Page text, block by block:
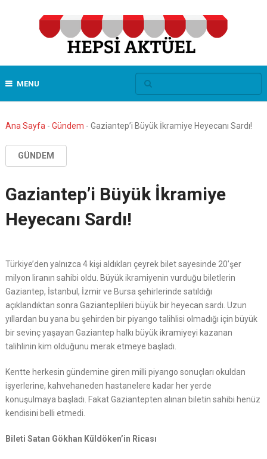
MENU
Ana Sayfa - Gündem - Gaziantep’i Büyük İkramiye Heyecanı Sardı!
GÜNDEM
Gaziantep’i Büyük İkramiye
Heyecanı Sardı!
Türkiye’den yalnızca 4 kişi aldıkları çeyrek bilet sayesinde 20’şer
milyon liranın sahibi oldu. Büyük ikramiyenin vurduğu biletlerin
Gaziantep, İstanbul, İzmir ve Bursa şehirlerinde satıldığı
açıklandıktan sonra Gazianteplileri büyük bir heyecan sardı. Uzun
yıllardan bu yana bu şehirden bir piyango talihlisi olmadığı için büyük
bir sevinç yaşayan Gaziantep halkı büyük ikramiyeyi kazanan
talihlinin kim olduğunu merak etmeye başladı.
Kentte herkesin gündemine giren milli piyango sonuçları okuldan
işyerlerine, kahvehaneden hastanelere kadar her yerde
konuşulmaya başladı. Fakat Gaziantepten alınan biletin sahibi henüz
kendisini belli etmedi.
Bileti Satan Gökhan Küldöken’in Ricası